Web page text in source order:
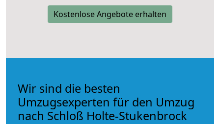
Kostenlose Angebote erhalten
Wir sind die besten
Umzugsexperten für den Umzug
nach Schloß Holte-Stukenbrock